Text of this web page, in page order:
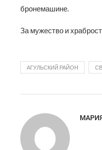
бронемашине.
За мужество и
АГУЛЬСКИЙ РАЙОН